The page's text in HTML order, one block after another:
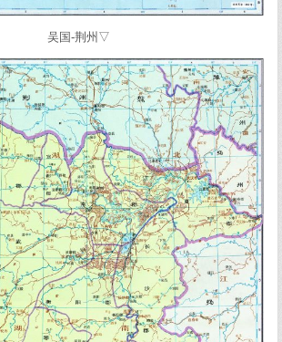
吴国-荆州▽